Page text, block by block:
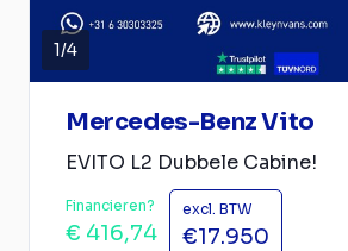
1/4
Mercedes-Benz Vito
EVITO L2 Dubbele Cabine!
Financieren?
€ 416,74
excl. BTW
€17.950